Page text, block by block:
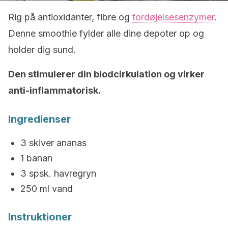
Rig på antioxidanter, fibre og fordøjelsesenzymer.
Denne smoothie fylder alle dine depoter op og
holder dig sund.
Den stimulerer din blodcirkulation og virker
anti-inflammatorisk.
Ingredienser
3 skiver ananas
1 banan
3 spsk. havregryn
250 ml vand
Instruktioner